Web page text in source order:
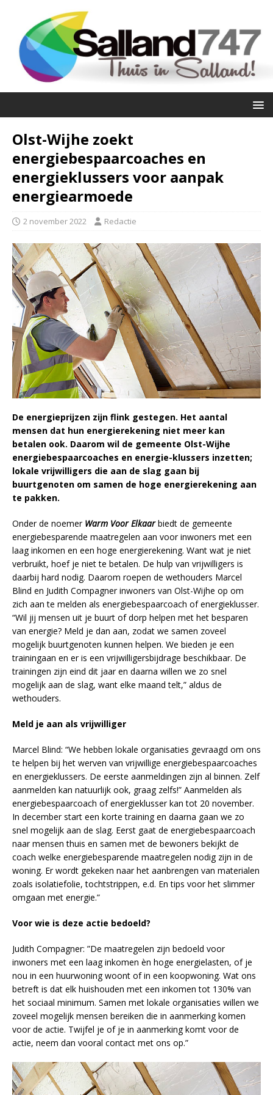
Olst-Wijhe zoekt
energiebespaarcoaches en
energieklussers voor aanpak
energiearmoede
2 november 2022 Redactie
De energieprijzen zijn flink gestegen. Het aantal
mensen dat hun energierekening niet meer kan
betalen ook. Daarom wil de gemeente Olst-Wijhe
energiebespaarcoaches en energie-klussers inzetten;
lokale vrijwilligers die aan de slag gaan bij
buurtgenoten om samen de hoge energierekening aan
te pakken.
Onder de noemer Warm Voor Elkaarbiedt de gemeente
energiebesparende maatregelen aan voor inwoners met een
laag inkomen en een hoge energierekening. Want wat je niet
verbruikt, hoef je niet te betalen. De hulp van vrijwilligers is
daarbij hard nodig. Daarom roepen de wethouders Marcel
Blind en Judith Compagner inwoners van Olst-Wijhe op om
zich aan te melden als energiebespaarcoach of energieklusser.
“Wil jij mensen uit je buurt of dorp helpen met het besparen
van energie? Meld je dan aan, zodat we samen zoveel
mogelijk buurtgenoten kunnen helpen. We bieden je een
trainingaan en er is een vrijwilligersbijdrage beschikbaar. De
trainingen zijn eind dit jaar en daarna willen we zo snel
mogelijk aan de slag, want elke maand telt,” aldus de
wethouders.
Meld je aan als vrijwilliger
Marcel Blind: “We hebben lokale organisaties gevraagd om ons
te helpen bij het werven van vrijwillige energiebespaarcoaches
en energieklussers. De eerste aanmeldingen zijn al binnen. Zelf
aanmelden kan natuurlijk ook, graag zelfs!” Aanmelden als
energiebespaarcoach of energieklusser kan tot 20 november.
In december start een korte training en daarna gaan we zo
snel mogelijk aan de slag. Eerst gaat de energiebespaarcoach
naar mensen thuis en samen met de bewoners bekijkt de
coach welke energiebesparende maatregelen nodig zijn in de
woning. Er wordt gekeken naar het aanbrengen van materialen
zoals isolatiefolie, tochtstrippen, e.d. En tips voor het slimmer
omgaan met energie.”
Voor wie is deze actie bedoeld?
Judith Compagner: ”De maatregelen zijn bedoeld voor
inwoners met een laag inkomen èn hoge energielasten, of je
nou in een huurwoning woont of in een koopwoning. Wat ons
betreft is dat elk huishouden met een inkomen tot 130% van
het sociaal minimum. Samen met lokale organisaties willen we
zoveel mogelijk mensen bereiken die in aanmerking komen
voor de actie. Twijfel je of je in aanmerking komt voor de
actie, neem dan vooral contact met ons op.”